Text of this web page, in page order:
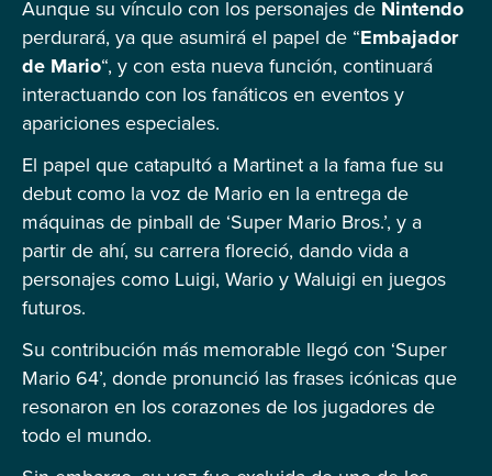
Aunque su vínculo con los personajes de Nintendo
perdurará, ya que asumirá el papel de “Embajador
de Mario“, y con esta nueva función, continuará
interactuando con los fanáticos en eventos y
apariciones especiales.
El papel que catapultó a Martinet a la fama fue su
debut como la voz de Mario en la entrega de
máquinas de pinball de ‘Super Mario Bros.’, y a
partir de ahí, su carrera floreció, dando vida a
personajes como Luigi, Wario y Waluigi en juegos
futuros.
Su contribución más memorable llegó con ‘Super
Mario 64’, donde pronunció las frases icónicas que
resonaron en los corazones de los jugadores de
todo el mundo.